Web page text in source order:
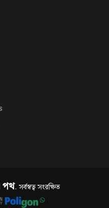
পথ. সর্বস্বত্ব সংরক্ষিত